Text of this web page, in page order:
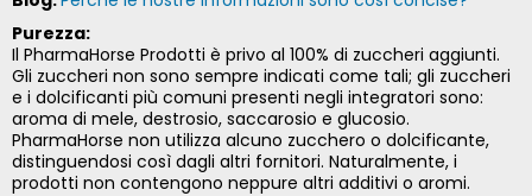
Purezza:
Il PharmaHorse Prodotti è privo al 100% di zuccheri aggiunti.
Gli zuccheri non sono sempre indicati come tali; gli zuccheri
e i dolcificanti più comuni presenti negli integratori sono:
aroma di mele, destrosio, saccarosio e glucosio.
PharmaHorse non utilizza alcuno zucchero o dolcificante,
distinguendosi così dagli altri fornitori. Naturalmente, i
prodotti non contengono neppure altri additivi o aromi.